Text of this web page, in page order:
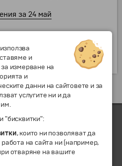
за 24 май
ЧЛЕН НА
и
измерване на
и
данни на сайтовете и за
услугите ни и да
"бисквитки":
, които ни позволяват да
на сайта ни (например,
отваряне на вашите